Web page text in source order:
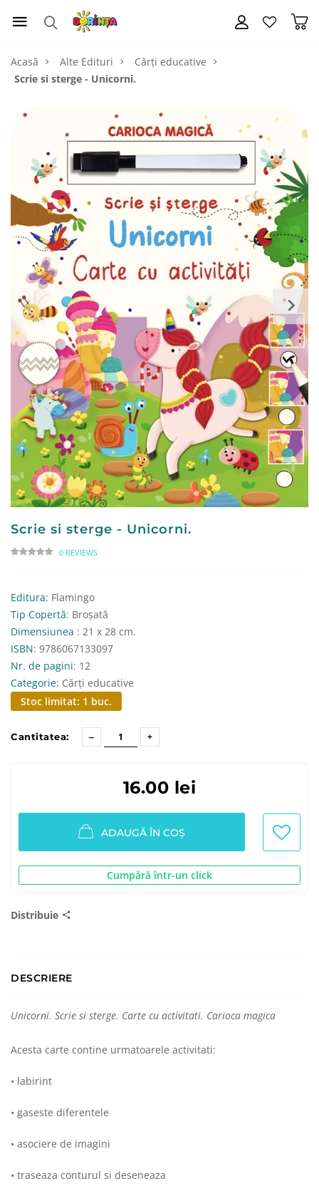
Acasă Alte Edituri
Cărți educative
Scrie si sterge - Unicorni.
Scrie si sterge - Unicorni.
0 REVIEWS
Editura: Flamingo
Tip Copertă: Broșată
Dimensiunea : 21 x 28 cm.
ISBN: 9786067133097
Nr. de pagini: 12
Categorie: Cărți educative
Stoc limitat: 1 buc.
Cantitatea:
16.00 lei
ADAUGĂ ÎN COȘ
Cumpără într-un click
Distribuie
DESCRIERE
Unicorni. Scrie si sterge. Carte cu activitati. Carioca magica
Acesta carte contine urmatoarele activitati:
• labirint
• gaseste diferentele
• asociere de imagini
• traseaza conturul si deseneaza